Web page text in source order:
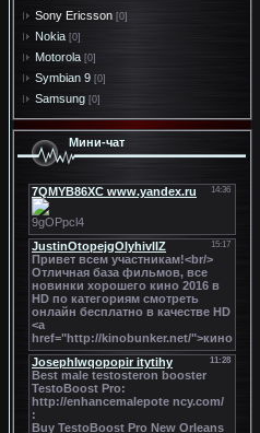
Sony Ericsson [0]
Nokia [0]
Motorola [0]
Symbian 9 [0]
Samsung [0]
Мини-чат